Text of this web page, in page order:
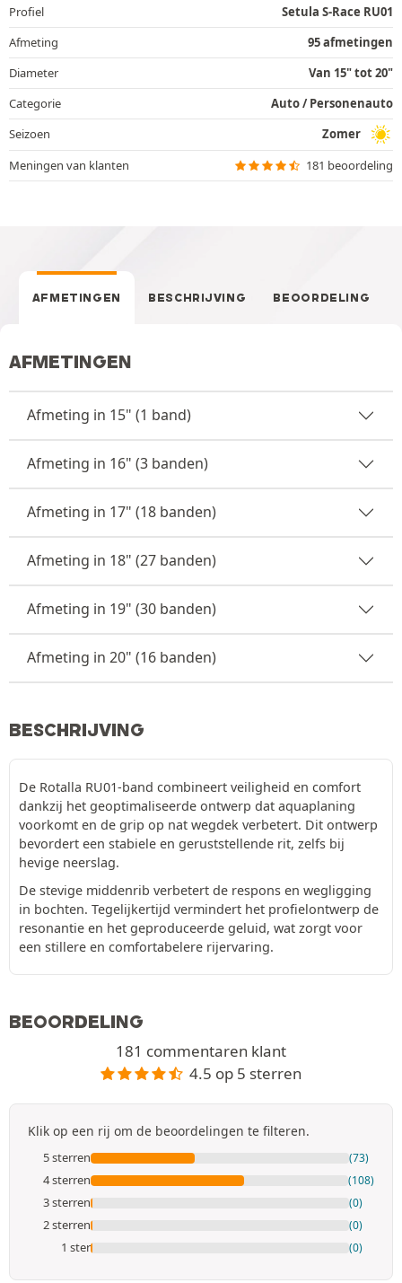
Profiel
Setula S-Race RU01
Afmeting
95 afmetingen
Diameter
Van 15" tot 20"
Categorie
Auto / Personenauto
Seizoen
Zomer
Meningen van klanten
181 beoordeling
AFMETINGEN BESCHRIJVING BEOORDELING
AFMETINGEN
Afmeting in 15" (1 band)
Afmeting in 16" (3 banden)
Afmeting in 17" (18 banden)
Afmeting in 18" (27 banden)
Afmeting in 19" (30 banden)
Afmeting in 20" (16 banden)
BESCHRIJVING
De Rotalla RU01-band combineert veiligheid en comfort
dankzij het geoptimaliseerde ontwerp dat aquaplaning
voorkomt en de grip op nat wegdek verbetert. Dit ontwerp
bevordert een stabiele en geruststellende rit, zelfs bij
hevige neerslag.
De stevige middenrib verbetert de respons en wegligging
in bochten. Tegelijkertijd vermindert het profielontwerp de
resonantie en het geproduceerde geluid, wat zorgt voor
een stillere en comfortabelere rijervaring.
BEOORDELING
181 commentaren klant
4.5 op 5 sterren
Klik op een rij om de beoordelingen te filteren.
5 sterren (73)
4 sterren (108)
3 sterren (0)
2 sterren (0)
1 ster (0)